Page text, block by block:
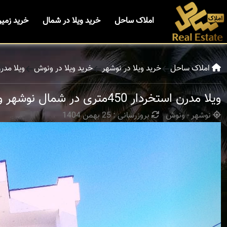
املاک ساحل خرید ویلا در شمال خرید
املاک ساحل خرید ویلا در نوشهر خرید ویلا در ونوش ویلا مدرن
ویلا مدرن استخردار 450متری در شمال نوشهر ونوش
نوشهر - ونوش بروزرسانی : 25 بهمن 1404